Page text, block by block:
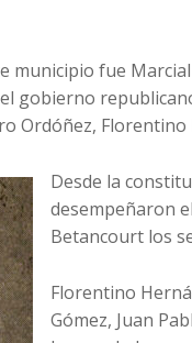
municipio fue
gobierno
Ordóñez,
Desde la
desempeñaron
Betancourt los
Florentino
Gómez, Juan